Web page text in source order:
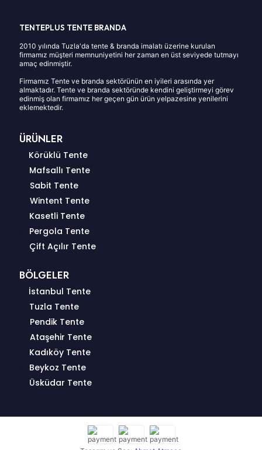
TENTEPLUS TENTE BRANDA
2010 yılında Tuzla'da tente & branda imalatı üzerine kurulan
firmamız müşteri memnuniyetini her zaman en üst seviyede tutmayı
amaç edinmiştir.
Firmamız Tente ve branda sektörünün en iyileri arasında yer
almaktadır. Tente ve branda sektöründe kendini geliştirmeyi görev
edinmiş olan firmamız her geçen gün ürün yelpazesine yenilerini
eklemektedir.
ÜRÜNLER
Körüklü Tente
Mafsallı Tente
Sabit Tente
Wintent Tente
Kasetli Tente
Pergola Tente
Çift Açılır Tente
BÖLGELER
İstanbul Tente
Tuzla Tente
Pendik Tente
Ataşehir Tente
Kadıköy Tente
Beykoz Tente
Üsküdar Tente